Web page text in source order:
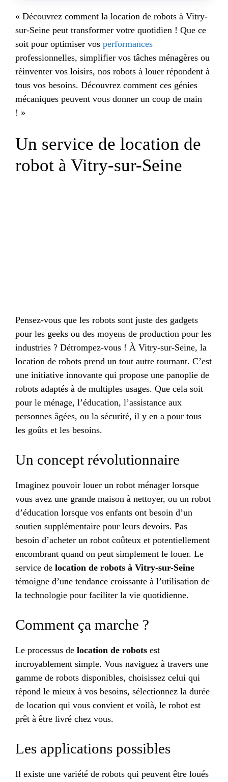
« Découvrez comment la location de robots à Vitry-
sur-Seine peut transformer votre quotidien ! Que ce
soit pour optimiser vos performances
professionnelles, simplifier vos tâches ménagères ou
réinventer vos loisirs, nos robots à louer répondent à
tous vos besoins. Découvrez comment ces génies
mécaniques peuvent vous donner un coup de main
! »
Un service de location de
robot à Vitry-sur-Seine
Pensez-vous que les robots sont juste des gadgets
pour les geeks ou des moyens de production pour les
industries ? Détrompez-vous ! À Vitry-sur-Seine, la
location de robots prend un tout autre tournant. C’est
une initiative innovante qui propose une panoplie de
robots adaptés à de multiples usages. Que cela soit
pour le ménage, l’éducation, l’assistance aux
personnes âgées, ou la sécurité, il y en a pour tous
les goûts et les besoins.
Un concept révolutionnaire
Imaginez pouvoir louer un robot ménager lorsque
vous avez une grande maison à nettoyer, ou un robot
d’éducation lorsque vos enfants ont besoin d’un
soutien supplémentaire pour leurs devoirs. Pas
besoin d’acheter un robot coûteux et potentiellement
encombrant quand on peut simplement le louer. Le
service de location de robots à Vitry-sur-Seine
témoigne d’une tendance croissante à l’utilisation de
la technologie pour faciliter la vie quotidienne.
Comment ça marche ?
Le processus de location de robots est
incroyablement simple. Vous naviguez à travers une
gamme de robots disponibles, choisissez celui qui
répond le mieux à vos besoins, sélectionnez la durée
de location qui vous convient et voilà, le robot est
prêt à être livré chez vous.
Les applications possibles
Il existe une variété de robots qui peuvent être loués